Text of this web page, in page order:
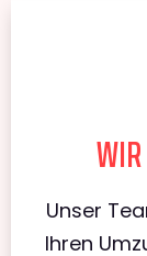
Unser
Ihren